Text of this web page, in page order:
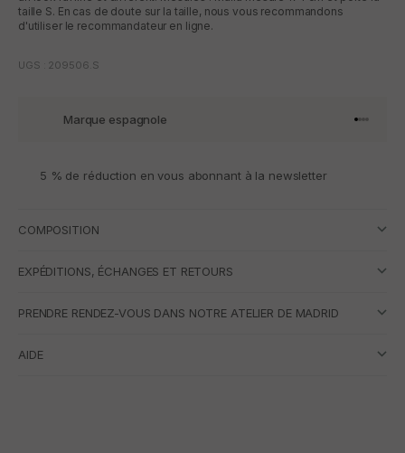
taille S. En cas de doute sur la taille, nous vous recommandons
d'utiliser le recommandateur en ligne.
UGS : 209506.S
Marque espagnole Aller à
Aller à
Aller à
Aller
5 % de réduction en vous abonnant à la newsletter
COMPOSITION
EXPÉDITIONS, ÉCHANGES ET RETOURS
PRENDRE RENDEZ-VOUS DANS NOTRE ATELIER DE MADRID
AIDE